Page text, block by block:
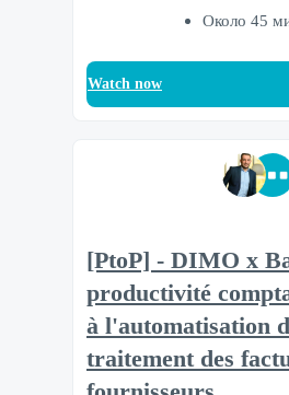
Около 45
Watch now
[PtoP] - DIMO x
productivité
à l'automatisation
traitement des